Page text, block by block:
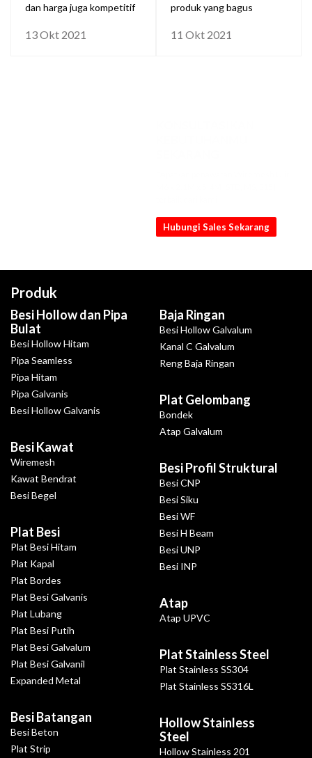
dan harga juga kompetitif
13 Okt 2021
produk yang bagus
11 Okt 2021
Hubungi Sales Sekarang
Produk
Besi Hollow dan Pipa
Bulat
Besi Hollow Hitam
Pipa Seamless
Pipa Hitam
Pipa Galvanis
Besi Hollow Galvanis
Besi Kawat
Wiremesh
Kawat Bendrat
Besi Begel
Plat Besi
Plat Besi Hitam
Plat Kapal
Plat Bordes
Plat Besi Galvanis
Plat Lubang
Plat Besi Putih
Plat Besi Galvalum
Plat Besi Galvanil
Expanded Metal
Besi Batangan
Besi Beton
Plat Strip
Baja Ringan
Besi Hollow Galvalum
Kanal C Galvalum
Reng Baja Ringan
Plat Gelombang
Bondek
Atap Galvalum
Besi Profil Struktural
Besi CNP
Besi Siku
Besi WF
Besi H Beam
Besi UNP
Besi INP
Atap
Atap UPVC
Plat Stainless Steel
Plat Stainless SS304
Plat Stainless SS316L
Hollow Stainless
Steel
Hollow Stainless 201